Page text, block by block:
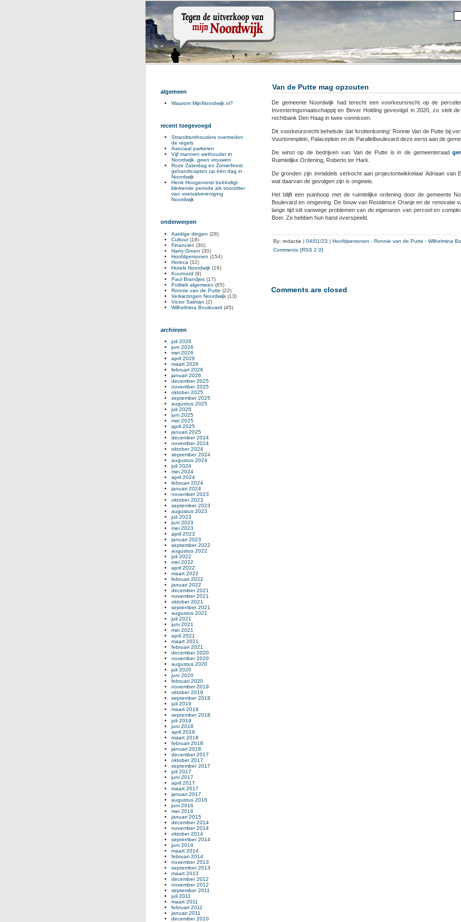
Van de Putte mag opzouten
De gemeente Noordwijk had terecht een voorkeursrecht op de
Investeringsmaatschappij en Bever Holding gevestigd in 2020, zo stelt
rechtbank Den Haag in twee vonnissen.
Dit voorkeursrecht behelsde dat ‘krottenkoning’ Ronnie Van de Putte bij
Vuurtorenplein, Palaceplein en de Parallelboulevard deze eerst aan de
De winst op de bedrijven van Van de Putte is in de gemeenteraad
Ruimtelijke Ordening, Roberto ter Hark.
De gronden zijn inmiddels verkocht aan projectontwikkelaar Adriaan van
wat daarvan de gevolgen zijn is ongewis.
Het blijft een puinhoop met de ruimtelijke ordening door de gemeente
Boulevard en omgeving. De bouw van Residence Oranje en de renovatie
lange tijd stil vanwege problemen van de eigenaren van perceel en
Boer. Ze hebben hun hand overspeeld.
By: redactie | 04/01/23 | Hoofdpersonen - Ronnie van de Putte - Wilhelmina
Comments [RSS 2.0]
Comments are closed
algemeen
Waarom MijnNoordwijk.nl?
recent toegevoegd
Strandtenthouders overtreden
de regels
Asociaal parkeren
Vijf mannen wethouder in
Noordwijk, geen vrouwen
Roze Zaterdag en Zomerfeest
gehandicapten op één dag in
Noordwijk
Henk Hoogervorst beëindigt
klinkende periode als voorzitter
van voetvalvereniging
Noordwijk
onderwerpen
Aardige dingen (28)
Cultuur(18)
Financiën (30)
Harry Groen (30)
Hoofdpersonen (154)
Horeca (32)
Hotels Noordwijk (16)
Kuuroord (9)
Paul Brandjes (17)
Politiek algemeen (65)
Ronnie van de Putte (22)
Verkiezingen Noordwijk (13)
Victor Salman (2)
Wilhelmina Boulevard (45)
archieven
juli 2026
juni 2026
mei 2026
april 2026
maart 2026
februari 2026
januari 2026
december 2025
november 2025
oktober 2025
september 2025
augustus 2025
juli 2025
juni 2025
mei 2025
april 2025
januari 2025
december 2024
november 2024
oktober 2024
september 2024
augustus 2024
juli 2024
mei 2024
april 2024
februari 2024
januari 2024
november 2023
oktober 2023
september 2023
augustus 2023
juli 2023
juni 2023
mei 2023
april 2023
januari 2023
september 2022
augustus 2022
juli 2022
mei 2022
april 2022
maart 2022
februari 2022
januari 2022
december 2021
november 2021
oktober 2021
september 2021
augustus 2021
juli 2021
juni 2021
mei 2021
april 2021
maart 2021
februari 2021
december 2020
november 2020
augustus 2020
juli 2020
juni 2020
februari 2020
november 2019
oktober 2019
september 2019
juli 2019
maart 2019
september 2018
juli 2018
juni 2018
april 2018
maart 2018
februari 2018
januari 2018
december 2017
oktober 2017
september 2017
juli 2017
juni 2017
april 2017
maart 2017
januari 2017
augustus 2016
juni 2016
mei 2016
januari 2015
december 2014
november 2014
oktober 2014
september 2014
juni 2014
maart 2014
februari 2014
november 2013
september 2013
maart 2013
december 2012
november 2012
september 2011
juli 2011
maart 2011
februari 2011
januari 2011
december 2010